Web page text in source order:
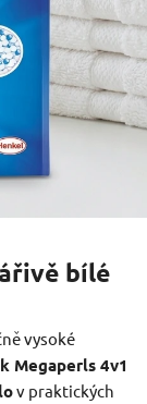
bílé
vysoké
Megaperls 4v1
v praktických